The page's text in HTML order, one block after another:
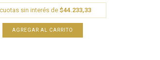
sin interés de $44.233,33